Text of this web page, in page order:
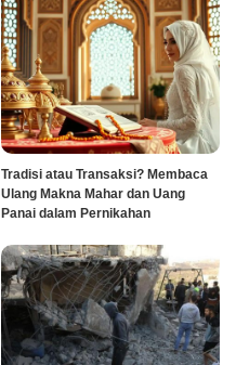
Tradisi atau Transaksi? Membaca
Ulang Makna Mahar dan Uang
Panai dalam Pernikahan